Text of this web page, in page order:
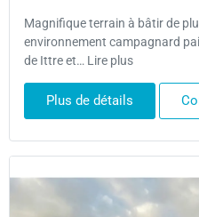
Magnifique terrain à bâtir de
environnement campagnard
de Ittre et… Lire plus
Plus de détails